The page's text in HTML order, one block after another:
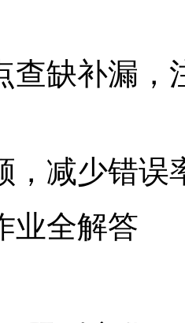
缺补漏，
，减少错误
业全解答